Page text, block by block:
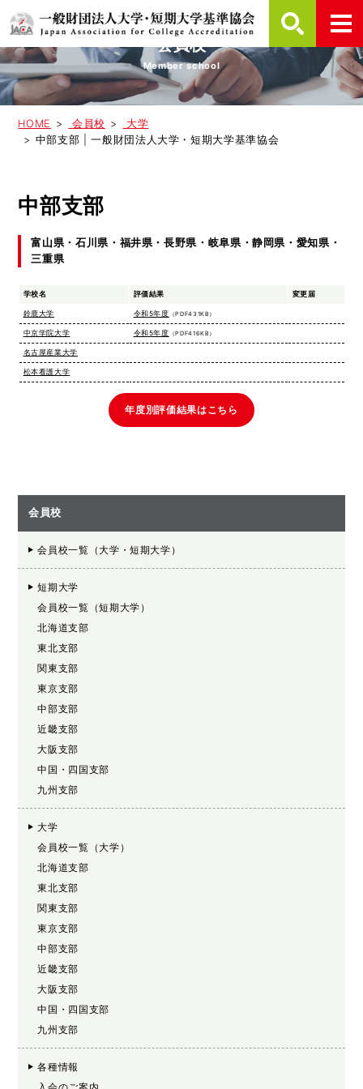
会員校
Member school
HOME 会員校
大学
中部支部 | 一般財団法人大学・短期大学基準協会
中部支部
富山県・石川県・福井県・長野県・岐阜県・静岡県・愛知県・
三重県
学校名 評価結果 変更届
鈴鹿大学 令和5年度 （PDF431KB）
中京学院大学 令和5年度 （PDF416KB）
名古屋産業大学
松本看護大学
年度別評価結果はこちら
会員校
会員校一覧（大学・短期大学）
短期大学
会員校一覧（短期大学）
北海道支部
東北支部
関東支部
東京支部
中部支部
近畿支部
大阪支部
中国・四国支部
九州支部
大学
会員校一覧（大学）
北海道支部
東北支部
関東支部
東京支部
中部支部
近畿支部
大阪支部
中国・四国支部
九州支部
各種情報